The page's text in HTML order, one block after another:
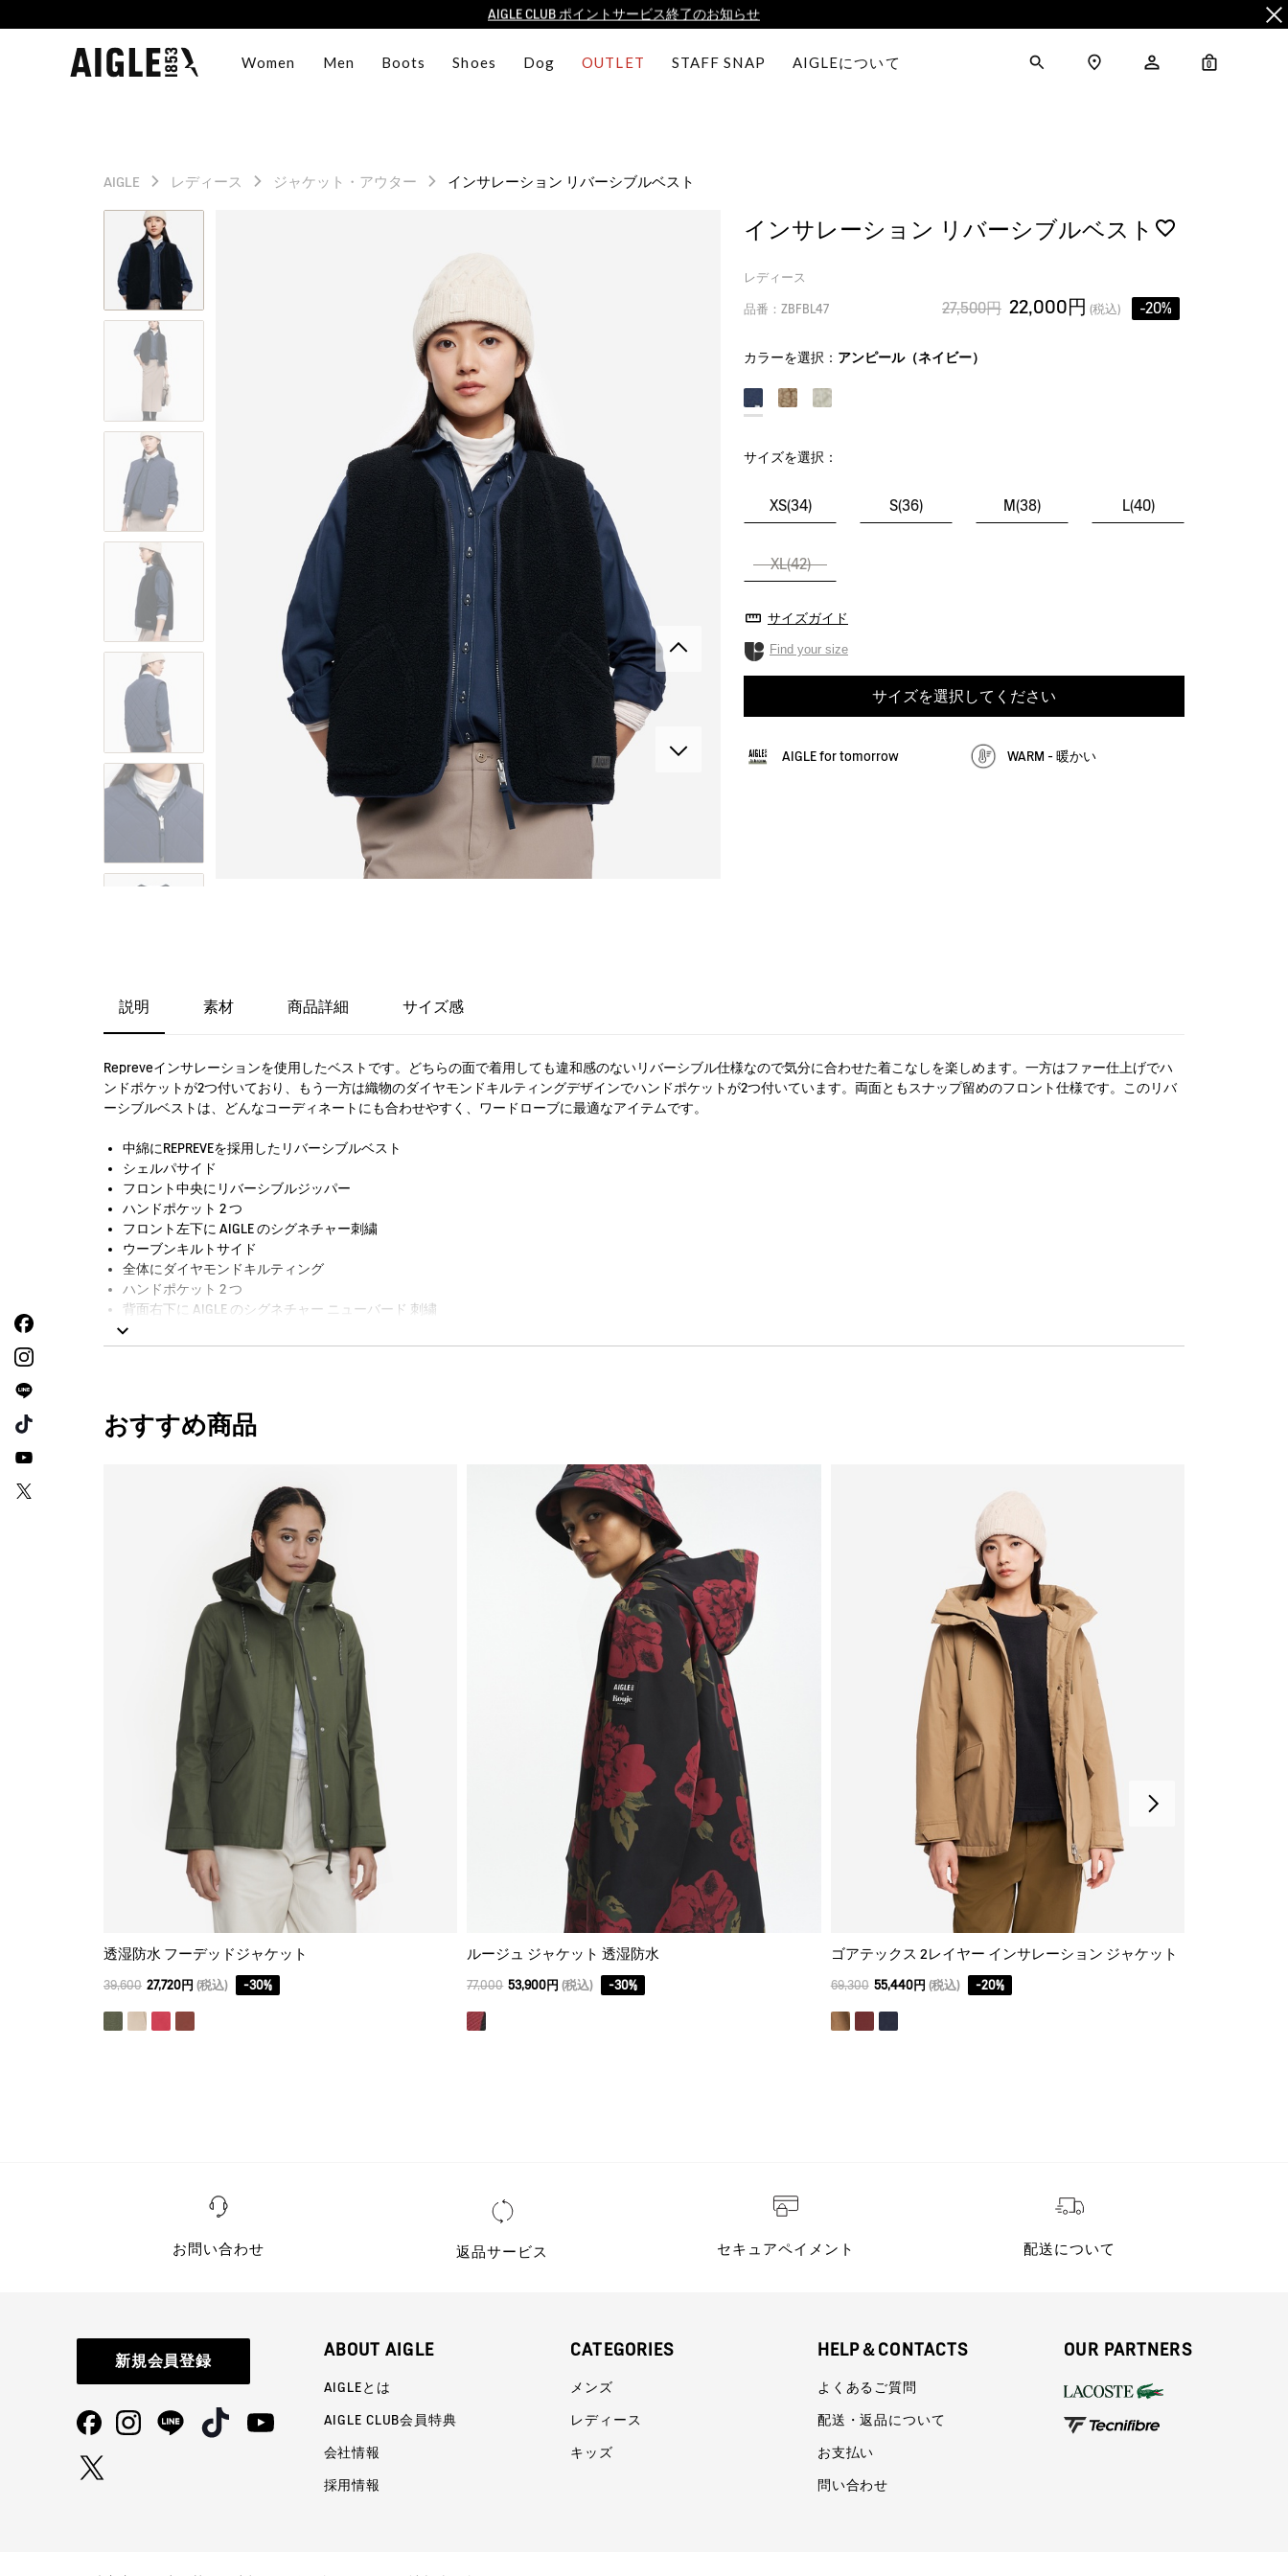
【8/16まで】セール品がさらに10%OFF！
ログイン/会員登録で送料＆返品無料
ログイン/会員登録で送料＆返品無料
Women Men Boots Shoes Dog OUTLET STAFF SNAP AIGLEについて 0
AIGLE レディース ジャケット・アウター インサレーション リバーシブルベスト
インサレーション リバーシブルベスト
レディース
品番：ZBFBL47 27,500円 22,000円 (税込) -20%
カラーを選択： アンピール（ネイビー）
サイズを選択：
XS(34) S(36) M(38) L(40)
XL(42)
サイズガイド
Find your size
サイズを選択してください
AIGLE for tomorrow WARM - 暖かい
説明 素材 商品詳細 サイズ感
Repreveインサレーションを使用したベストです。どちらの面で着用しても違和感のないリバーシブル仕様なので気分に合わせた着こなしを楽しめます。一方はファー仕上げでハ
ンドポケットが2つ付いており、もう一方は織物のダイヤモンドキルティングデザインでハンドポケットが2つ付いています。両面ともスナップ留めのフロント仕様です。このリバ
ーシブルベストは、どんなコーディネートにも合わせやすく、ワードローブに最適なアイテムです。
中綿にREPREVEを採用したリバーシブルベスト
シェルパサイド
フロント中央にリバーシブルジッパー
ハンドポケット 2 つ
フロント左下に AIGLE のシグネチャー刺繍
ウーブンキルトサイド
全体にダイヤモンドキルティング
ハンドポケット 2 つ
背面右下に AIGLE のシグネチャー ニューバード 刺繍
REPREVE
AIGLE FOR TOMORROW（再生素材や環境に配慮した生産背景を持つ商品）
おすすめ商品
透湿防水 フーデッドジャケット
39,600 27,720円 (税込) -30%
ルージュ ジャケット 透湿防水
77,000 53,900円 (税込) -30%
ゴアテックス 2レイヤー インサレーション ジャケット
69,300 55,440円 (税込) -20%
お問い合わせ 返品サービス セキュアペイメント 配送について
新規会員登録
ABOUT AIGLE
AIGLEとは
AIGLE CLUB会員特典
会社情報
採用情報
CATEGORIES
メンズ
レディース
キッズ
HELP＆CONTACTS
よくあるご質問
配送・返品について
お支払い
問い合わせ
OUR PARTNERS